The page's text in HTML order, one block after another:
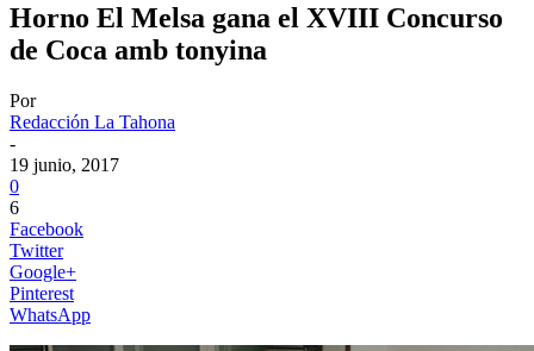
Horno El Melsa gana el XVIII Concurso
de Coca amb tonyina
Por
Redacción La Tahona
-
19 junio, 2017
0
6
Facebook
Twitter
Google+
Pinterest
WhatsApp